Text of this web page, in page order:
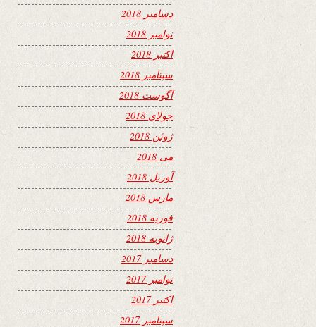
دسامبر 2018
نوامبر 2018
اکتبر 2018
سپتامبر 2018
آگوست 2018
جولای 2018
ژوئن 2018
می 2018
آوریل 2018
مارس 2018
فوریه 2018
ژانویه 2018
دسامبر 2017
نوامبر 2017
اکتبر 2017
سپتامبر 2017